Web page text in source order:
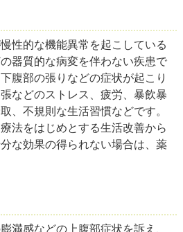
性的な機能異常を起こしている
器質的な病変を伴わない疾患で
腹部の張りなどの症状が起こり
などのストレス、疲労、暴飲暴
、不規則な生活習慣などです。
法をはじめとする生活改善から
な効果の得られない場合は、薬
満感などの上腹部症状を訴え、